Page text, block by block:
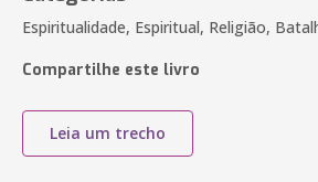
Espiritualidade, Espiritual, Religião,
Compartilhe este livro
Leia um trecho